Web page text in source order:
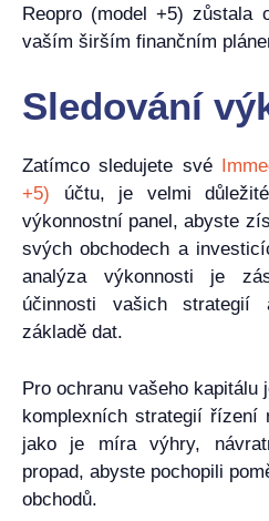
Reopro (model +5) zůstala
vaším širším finančním
Sledování
Zatímco sledujete své
+5) účtu, je velmi
výkonnostní panel, abyste
svých obchodech a
analýza výkonnosti je
účinnosti vašich
základě dat.
Pro ochranu vašeho kapitálu
komplexních strategií řízení
jako je míra výhry,
propad, abyste pochopili
obchodů.